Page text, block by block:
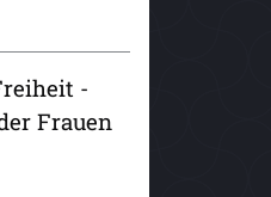
-
Frauen